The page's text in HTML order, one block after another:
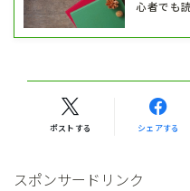
心者でも
ポストする シェアする
スポンサードリンク